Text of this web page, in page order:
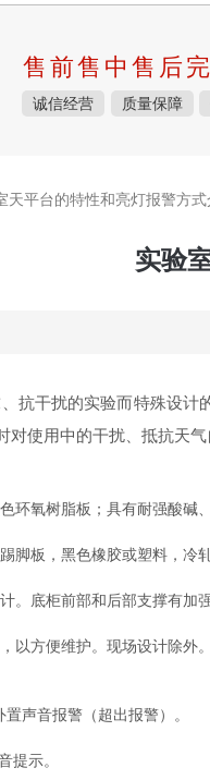
售前售中售后
诚信经营 质量保障
天平台的特性和亮灯报警方式
实验
抗干扰的实验而特殊设
使用中的干扰、抵抗天
氧树脂板；具有耐强酸碱、
板，黑色橡胶或塑料，冷轧
底柜前部和后部支撑有加
方便维护。现场设计除外。
声音报警（超出报警）。
示。